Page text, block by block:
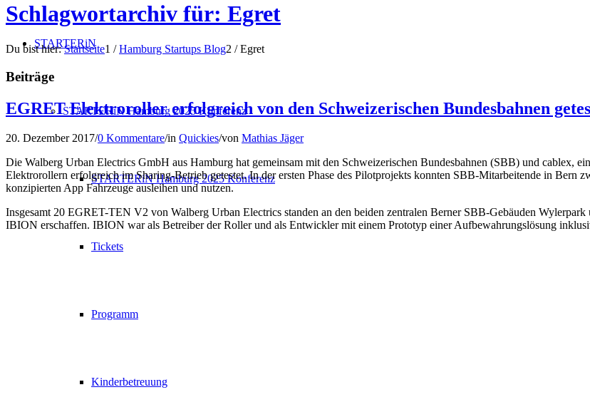
STARTERiN
STARTERiN Hamburg 2025 Konferenz
STARTERiN Hamburg 2025 Konferenz
Tickets
Programm
Kinderbetreuung
Schlagwortarchiv für: Egret
Du bist hier: Startseite1 / Hamburg Startups Blog2 / Egret
Beiträge
EGRET Elektroroller erfolgreich von den Schweizerischen Bundesbahnen
20. Dezember 2017/0 Kommentare/in Quickies/von Mathias Jäger
Die Walberg Urban Electrics GmbH aus Hamburg hat gemeinsam mit den Schweizerischen Bundesbahnen (SBB) und cablex,
Elektrorollern erfolgreich im Sharing-Betrieb getestet. In der ersten Phase des Pilotprojekts konnten SBB-Mitarbeitende in Bern
konzipierten App Fahrzeuge ausleihen und nutzen.
Insgesamt 20 EGRET-TEN V2 von Walberg Urban Electrics standen an den beiden zentralen Berner SBB-Gebäuden
IBION erschaffen. IBION war als Betreiber der Roller und als Entwickler mit einem Prototyp einer Aufbewahrungslösung